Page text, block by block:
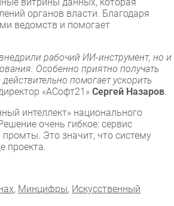
органов власти. Благодаря
ведомств и помогает
рабочий ИИ-инструмент, но и
Особенно приятно получать
помогает ускорить
«АСофт21» Сергей Назаров.
интеллект» национального
очень гибкое: сервис
Это значит, что систему
проекта.
, Минцифры, Искусственный